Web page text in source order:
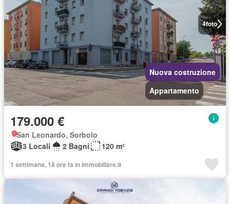
4foto
Nuova costruzione
Appartamento
179.000 €
San Leonardo, Sorbolo
3 Locali
2 Bagni 120 m²
1 settimana, 18 ore fa in Immobiliare.it